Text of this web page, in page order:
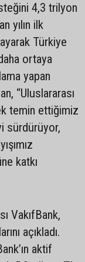
4,3 trilyon
yılın ilk
Türkiye
ortaya
yapan
“Uluslararası
temin ettiğimiz
sürdürüyor,
katkı
VakıfBank,
açıkladı.
aktif